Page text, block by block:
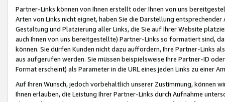
Partner-Links können von Ihnen erstellt oder Ihnen von uns
Arten von Links nicht eignet, haben Sie die Darstellung
Gestaltung und Platzierung aller Links, die Sie auf Ihrer Website
auch Ihnen von uns bereitgestellte) Partner-Links so formatiert sind,
können. Sie dürfen Kunden nicht dazu auffordern, Ihre Partner-Links
aus aufgerufen werden. Sie müssen beispielsweise Ihre Partner-ID
Format erscheint) als Parameter in die URL eines jeden Links zu einer
Auf Ihren Wunsch, jedoch vorbehaltlich unserer Zustimmung, können
Ihnen erlauben, die Leistung Ihrer Partner-Links durch Aufnahme